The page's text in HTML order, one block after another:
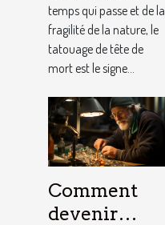
Mort ?
temps qui passe et de la
fragilité de la nature, le
tatouage de tête de
mort est le signe...
Comment
devenir